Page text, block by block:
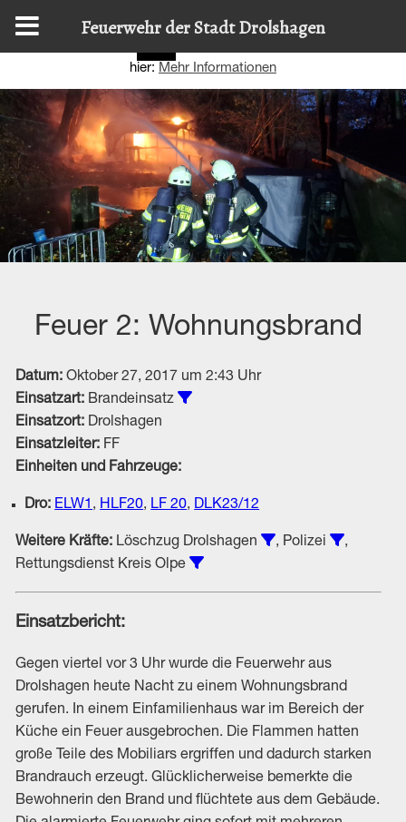
Feuer 2: Wohnungsbrand
Datum: Oktober 27, 2017 um 2:43 Uhr
Einsatzart: Brandeinsatz
Einsatzort: Drolshagen
Einsatzleiter: FF
Einheiten und Fahrzeuge:
Dro: ELW1,HLF20,LF 20,DLK23/12
Weitere Kräfte: Löschzug Drolshagen Einsätze unter
, Polizei Einsätze
,
Rettungsdienst Kreis Olpe
Einsatzbericht:
Gegen viertel vor 3 Uhr wurde die Feuerwehr aus
Drolshagen heute Nacht zu einem Wohnungsbrand
gerufen. In einem Einfamilienhaus war im Bereich der
Küche ein Feuer ausgebrochen. Die Flammen hatten
große Teile des Mobiliars ergriffen und dadurch starken
Brandrauch erzeugt. Glücklicherweise bemerkte die
Bewohnerin den Brand und flüchtete aus dem Gebäude.
Diese Website nutzt Cookies, um bestmögliche Funktionalität
hier: Mehr Informationen
Feuerwehr der Stadt Drolshagen